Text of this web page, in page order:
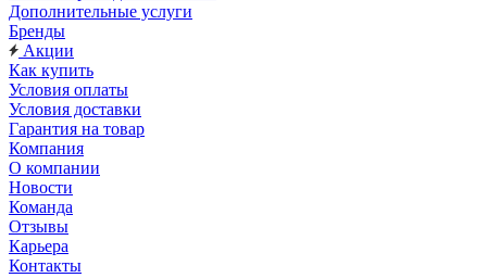
Дополнительные услуги
Бренды
Акции
Как купить
Условия оплаты
Условия доставки
Гарантия на товар
Компания
О компании
Новости
Команда
Отзывы
Карьера
Контакты